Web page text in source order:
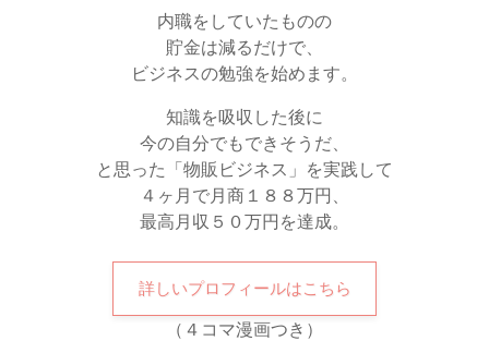
内職をしていたものの
貯金は減るだけで、
ビジネスの勉強を始めます。
知識を吸収した後に
今の自分でもできそうだ、
と思った「物販ビジネス」を実践して
４ヶ月で月商１８８万円、
最高月収５０万円を達成。
詳しいプロフィールはこちら
（４コマ漫画つき）